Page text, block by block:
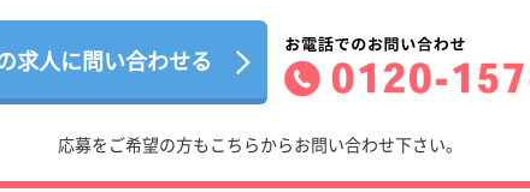
求人に問い合わせる
応募をご希望の方もこちらからお問い合わせ下さい。